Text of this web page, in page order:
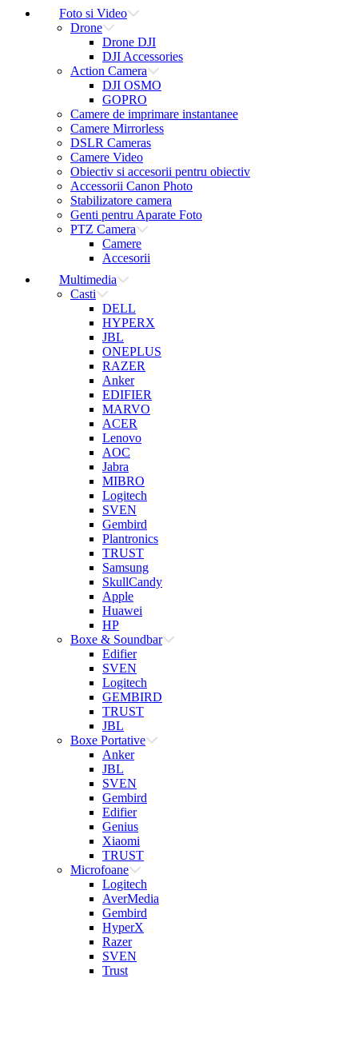
Foto si Video
Drone
Drone DJI
DJI Accessories
Action Camera
DJI OSMO
GOPRO
Camere de imprimare instantanee
Camere Mirrorless
DSLR Cameras
Camere Video
Obiectiv si accesorii pentru obiectiv
Accessorii Canon Photo
Stabilizatore camera
Genti pentru Aparate Foto
PTZ Camera
Camere
Accesorii
Multimedia
Casti
DELL
HYPERX
JBL
ONEPLUS
RAZER
Anker
EDIFIER
MARVO
ACER
Lenovo
AOC
Jabra
MIBRO
Logitech
SVEN
Gembird
Plantronics
TRUST
Samsung
SkullCandy
Apple
Huawei
HP
Boxe & Soundbar
Edifier
SVEN
Logitech
GEMBIRD
TRUST
JBL
Boxe Portative
Anker
JBL
SVEN
Gembird
Edifier
Genius
Xiaomi
TRUST
Microfoane
Logitech
AverMedia
Gembird
HyperX
Razer
SVEN
Trust